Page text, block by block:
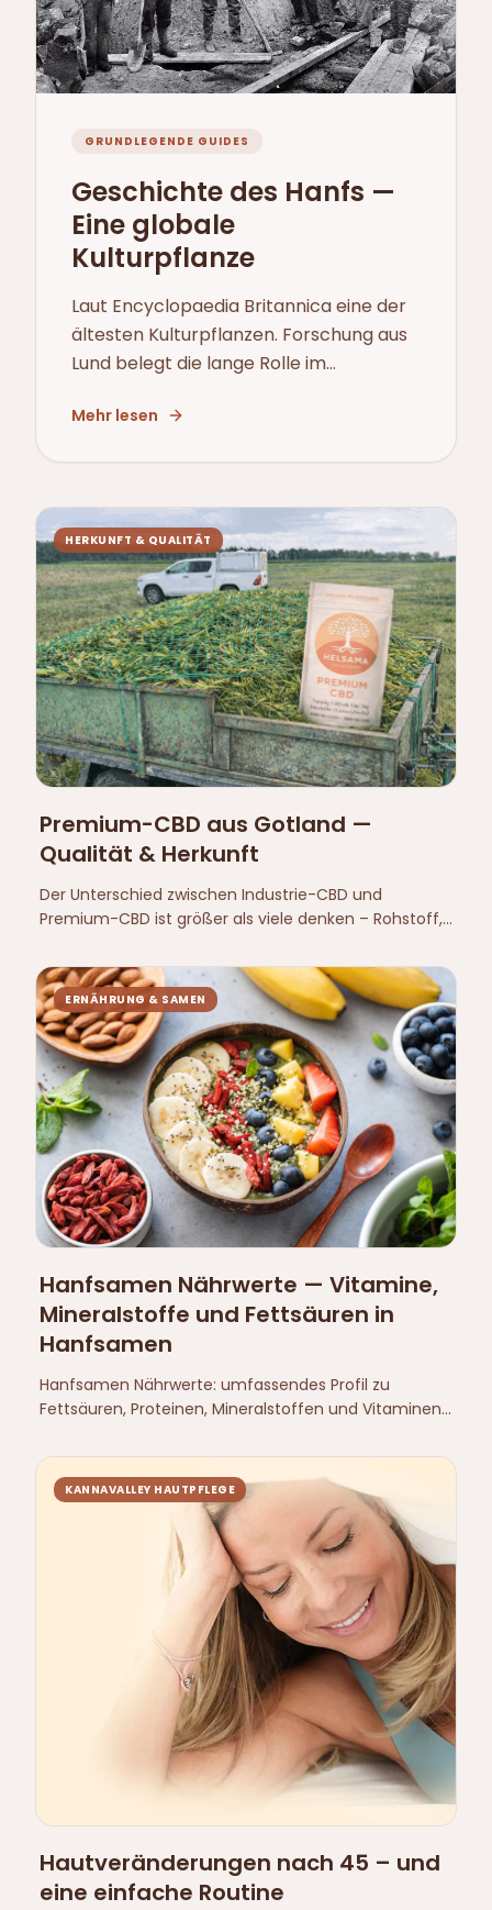
GRUNDLEGENDE GUIDES
Geschichte des Hanfs —
Eine globale
Kulturpflanze
Laut Encyclopaedia Britannica eine der
ältesten Kulturpflanzen. Forschung aus
Lund belegt die lange Rolle im
Schiff bezeugt die nordische Präsenz.
Mehr lesen
HERKUNFT & QUALITÄT
Premium-CBD aus Gotland —
Qualität & Herkunft
Der Unterschied zwischen Industrie-CBD und
Premium-CBD ist größer als viele denken – Rohstoff,
Helsama einen anderen Weg gewählt hat.
ERNÄHRUNG & SAMEN
Hanfsamen Nährwerte — Vitamine,
Mineralstoffe und Fettsäuren in
Hanfsamen
Hanfsamen Nährwerte: umfassendes Profil zu
Fettsäuren, Proteinen, Mineralstoffen und Vitaminen
Gesundheitsversprechen.
KANNAVALLEY HAUTPFLEGE
Hautveränderungen nach 45 – und
eine einfache Routine